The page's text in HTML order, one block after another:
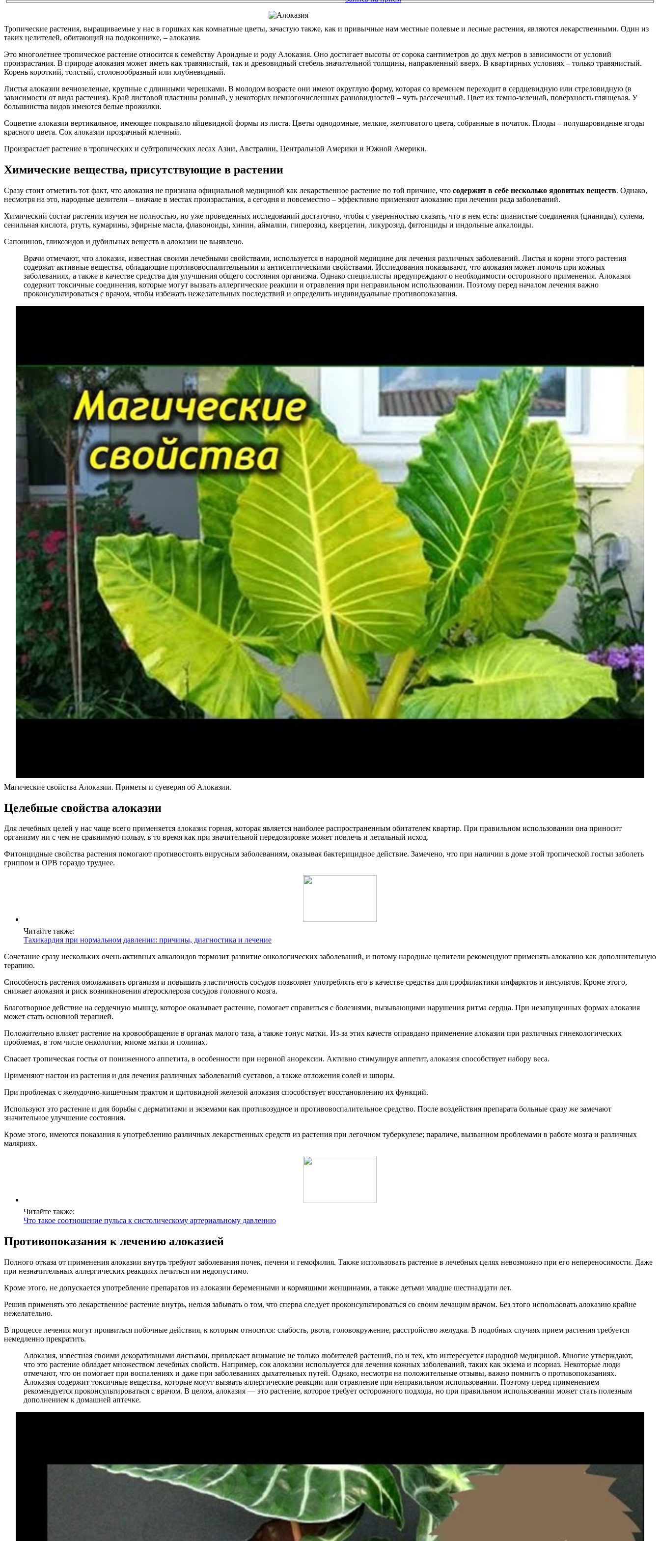
Тропические растения, выращиваемые у нас в горшках как комнатные цветы, зачастую также, как и привычные нам местные полевые и лесные растения, являются лекарственными. Один из
таких целителей, обитающий на подоконнике, – алоказия.
Это многолетнее тропическое растение относится к семейству Ароидные и роду Алоказия. Оно достигает высоты от сорока сантиметров до двух метров в зависимости от условий
произрастания. В природе алоказия может иметь как травянистый, так и древовидный стебель значительной толщины, направленный вверх. В квартирных условиях – только травянистый.
Корень короткий, толстый, столонообразный или клубневидный.
Листья алоказии вечнозеленые, крупные с длинными черешками. В молодом возрасте они имеют округлую форму, которая со временем переходит в сердцевидную или стреловидную (в
зависимости от вида растения). Край листовой пластины ровный, у некоторых немногочисленных разновидностей – чуть рассеченный. Цвет их темно-зеленый, поверхность глянцевая. У
большинства видов имеются белые прожилки.
Соцветие алоказии вертикальное, имеющее покрывало яйцевидной формы из листа. Цветы однодомные, мелкие, желтоватого цвета, собранные в початок. Плоды – полушаровидные ягоды
красного цвета. Сок алоказии прозрачный млечный.
Произрастает растение в тропических и субтропических лесах Азии, Австралии, Центральной Америки и Южной Америки.
Химические вещества, присутствующие в растении
Сразу стоит отметить тот факт, что алоказия не признана официальной медициной как лекарственное растение по той причине, что содержит в себе несколько ядовитых веществ. Однако,
несмотря на это, народные целители – вначале в местах произрастания, а сегодня и повсеместно – эффективно применяют алоказию при лечении ряда заболеваний.
Химический состав растения изучен не полностью, но уже проведенных исследований достаточно, чтобы с уверенностью сказать, что в нем есть: цианистые соединения (цианиды), сулема,
сенильная кислота, ртуть, кумарины, эфирные масла, флавоноиды, хинин, аймалин, гиперозид, кверцетин, ликурозид, фитонциды и индольные алкалоиды.
Сапонинов, гликозидов и дубильных веществ в алоказии не выявлено.
Врачи отмечают, что алоказия, известная своими лечебными свойствами, используется в народной медицине для лечения различных заболеваний. Листья и корни этого растения
содержат активные вещества, обладающие противовоспалительными и антисептическими свойствами. Исследования показывают, что алоказия может помочь при кожных
заболеваниях, а также в качестве средства для улучшения общего состояния организма. Однако специалисты предупреждают о необходимости осторожного применения. Алоказия
содержит токсичные соединения, которые могут вызвать аллергические реакции и отравления при неправильном использовании. Поэтому перед началом лечения важно
проконсультироваться с врачом, чтобы избежать нежелательных последствий и определить индивидуальные противопоказания.
Магические свойства Алоказии. Приметы и суеверия об Алоказии.
Целебные свойства алоказии
Для лечебных целей у нас чаще всего применяется алоказия горная, которая является наиболее распространенным обитателем квартир. При правильном использовании она приносит
организму ни с чем не сравнимую пользу, в то время как при значительной передозировке может повлечь и летальный исход.
Фитонцидные свойства растения помогают противостоять вирусным заболеваниям, оказывая бактерицидное действие. Замечено, что при наличии в доме этой тропической гостьи заболеть
гриппом и ОРВ гораздо труднее.
Читайте также:
Тахикардия при нормальном давлении: причины, диагностика и лечение
Сочетание сразу нескольких очень активных алкалоидов тормозит развитие онкологических заболеваний, и потому народные целители рекомендуют применять алоказию как дополнительную
терапию.
Способность растения омолаживать организм и повышать эластичность сосудов позволяет употреблять его в качестве средства для профилактики инфарктов и инсультов. Кроме этого,
снижает алоказия и риск возникновения атеросклероза сосудов головного мозга.
Благотворное действие на сердечную мышцу, которое оказывает растение, помогает справиться с болезнями, вызывающими нарушения ритма сердца. При незапущенных формах алоказия
может стать основной терапией.
Положительно влияет растение на кровообращение в органах малого таза, а также тонус матки. Из-за этих качеств оправдано применение алоказии при различных гинекологических
проблемах, в том числе онкологии, миоме матки и полипах.
Спасает тропическая гостья от пониженного аппетита, в особенности при нервной анорексии. Активно стимулируя аппетит, алоказия способствует набору веса.
Применяют настои из растения и для лечения различных заболеваний суставов, а также отложения солей и шпоры.
При проблемах с желудочно-кишечным трактом и щитовидной железой алоказия способствует восстановлению их функций.
Используют это растение и для борьбы с дерматитами и экземами как противозудное и противовоспалительное средство. После воздействия препарата больные сразу же замечают
значительное улучшение состояния.
Кроме этого, имеются показания к употреблению различных лекарственных средств из растения при легочном туберкулезе; параличе, вызванном проблемами в работе мозга и различных
маляриях.
Читайте также:
Что такое соотношение пульса к систолическому артериальному давлению
Противопоказания к лечению алоказией
Полного отказа от применения алоказии внутрь требуют заболевания почек, печени и гемофилия. Также использовать растение в лечебных целях невозможно при его непереносимости. Даже
при незначительных аллергических реакциях лечиться им недопустимо.
Кроме этого, не допускается употребление препаратов из алоказии беременными и кормящими женщинами, а также детьми младше шестнадцати лет.
Решив применять это лекарственное растение внутрь, нельзя забывать о том, что сперва следует проконсультироваться со своим лечащим врачом. Без этого использовать алоказию крайне
нежелательно.
В процессе лечения могут проявиться побочные действия, к которым относятся: слабость, рвота, головокружение, расстройство желудка. В подобных случаях прием растения требуется
немедленно прекратить.
Алоказия, известная своими декоративными листьями, привлекает внимание не только любителей растений, но и тех, кто интересуется народной медициной. Многие утверждают,
что это растение обладает множеством лечебных свойств. Например, сок алоказии используется для лечения кожных заболеваний, таких как экзема и псориаз. Некоторые люди
отмечают, что он помогает при воспалениях и даже при заболеваниях дыхательных путей. Однако, несмотря на положительные отзывы, важно помнить о противопоказаниях.
Алоказия содержит токсичные вещества, которые могут вызвать аллергические реакции или отравление при неправильном использовании. Поэтому перед применением
рекомендуется проконсультироваться с врачом. В целом, алоказия — это растение, которое требует осторожного подхода, но при правильном использовании может стать полезным
дополнением к домашней аптечке.